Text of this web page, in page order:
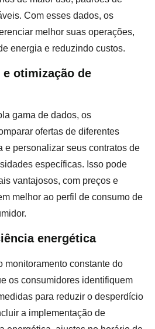
Com esses dados, os
melhor suas operações,
energia e reduzindo custos.
otimização de
gama de dados, os
ofertas de diferentes
e personalizar seus contratos de
específicas. Isso pode
vantajosos, com preços e
melhor ao perfil de consumo de
energética
monitoramento constante do
os consumidores identifiquem
para reduzir o desperdício
a implementação de